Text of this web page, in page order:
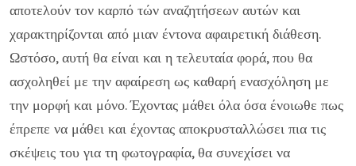
αποτελούν τον καρπό τών αναζητήσεων αυτών και
χαρακτηρίζονται από μιαν έντονα αφαιρετική διάθεση.
Ωστόσο, αυτή θα είναι και η τελευταία φορά, που θα
ασχοληθεί με την αφαίρεση ως καθαρή ενασχόληση με
την μορφή και μόνο. Έχοντας μάθει όλα όσα ένοιωθε πως
έπρεπε να μάθει και έχοντας αποκρυ­σταλλώσει πια τις
σκέψεις του για τη φωτογραφία, θα συνεχίσει να